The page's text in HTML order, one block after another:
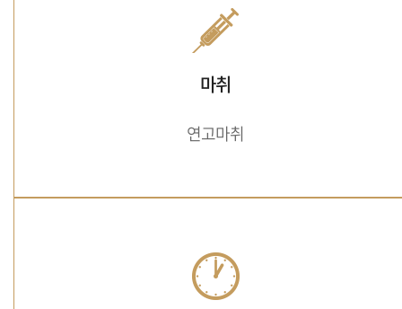
마취
연고마취